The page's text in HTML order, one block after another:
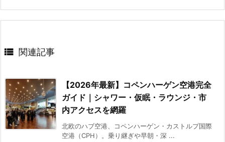
 関連記事
【2026年最新】コペンハーゲン空港完全
ガイド｜シャワー・仮眠・ラウンジ・市
内アクセスを網羅
北欧のハブ空港、コペンハーゲン・カストルプ国際
空港（CPH）。乗り継ぎや早朝・深 ...